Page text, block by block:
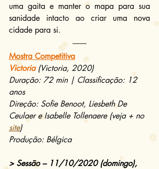
uma gaita e manter o mapa para sua
sanidade intacto ao criar uma nova
cidade para si.
Mostra Competitiva
Victoria (Victoria, 2020)
Duração: 72 min | Classificação: 12
anos
Direção: Sofie Benoot, Liesbeth De
Ceulaer e Isabelle Tollenaere (veja + no
site)
Produção: Bélgica
> Sessão – 11/10/2020 (domingo),